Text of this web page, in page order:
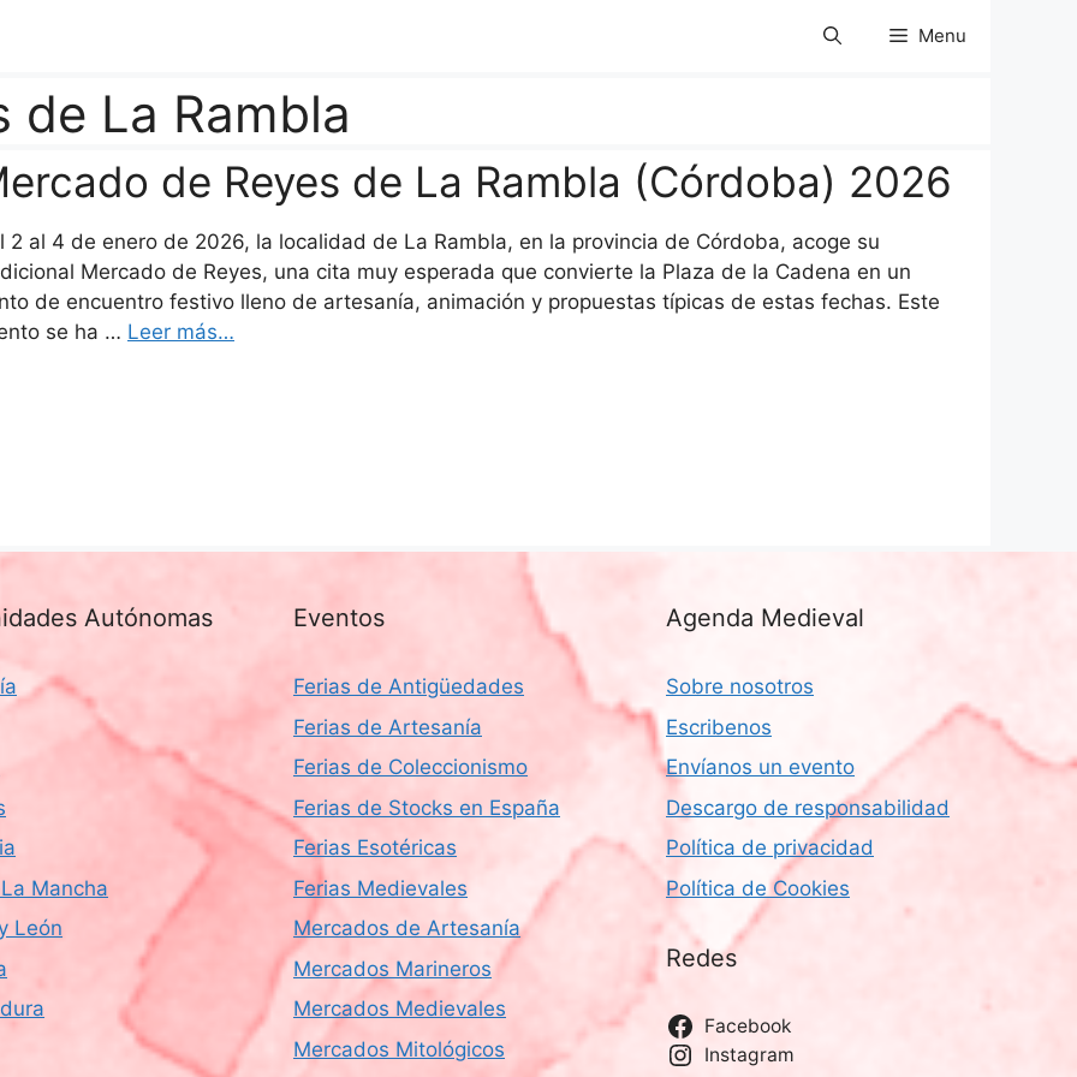
Menu
de La Rambla
de Reyes de La Rambla (Córdoba) 2026
2 al 4 de enero de 2026, la localidad de La Rambla, en la provincia de Córdoba, acoge su
Mercado de Reyes, una cita muy esperada que convierte la Plaza de la Cadena en un
de encuentro festivo lleno de artesanía, animación y propuestas típicas de estas fechas. Este
se ha … Leer más…
Autónomas
Mancha
León
Eventos
Ferias de Antigüedades
Ferias de Artesanía
Ferias de Coleccionismo
Ferias de Stocks en España
Ferias Esotéricas
Ferias Medievales
Mercados de Artesanía
Mercados Marineros
Mercados Medievales
Mercados Mitológicos
Agenda Medieval
Sobre nosotros
Escribenos
Envíanos un evento
Descargo de responsabilidad
Política de privacidad
Política de Cookies
Redes
Facebook
Instagram